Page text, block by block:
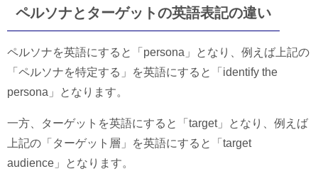
ペルソナとターゲットの英語表記の違い
ペルソナを英語にすると「persona」となり、例えば上記の
「ペルソナを特定する」を英語にすると「identify the
persona」となります。
一方、ターゲットを英語にすると「target」となり、例えば
上記の「ターゲット層」を英語にすると「target
audience」となります。